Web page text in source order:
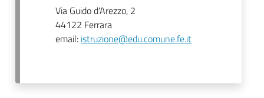
Via Guido d'Arezzo, 2
44122 Ferrara
email: istruzione@edu.comune.fe.it